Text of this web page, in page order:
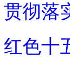
贯彻落
红色十